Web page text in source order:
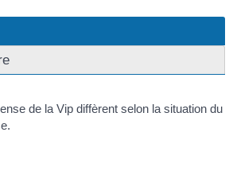
de la Vip diffèrent selon la situation du